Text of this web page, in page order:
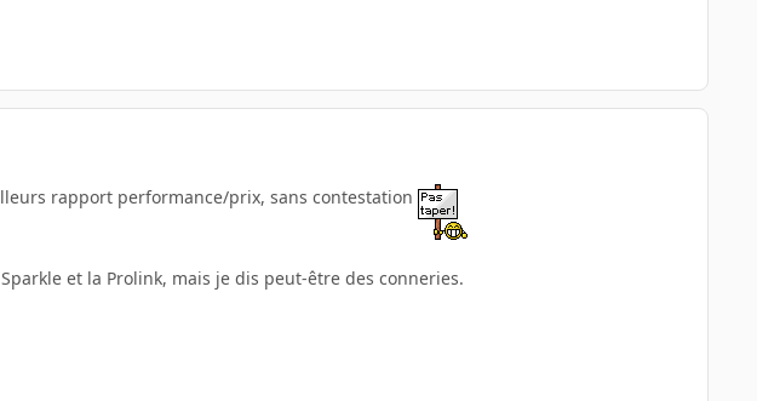
rapport performance/prix, sans contestation
et la Prolink, mais je dis peut-être des conneries.